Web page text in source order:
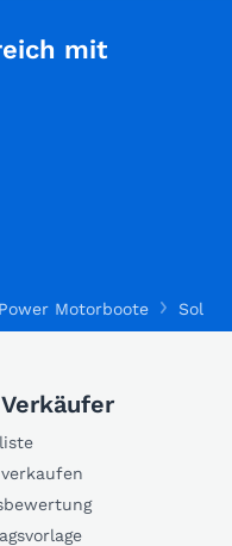
mit
Motorboote